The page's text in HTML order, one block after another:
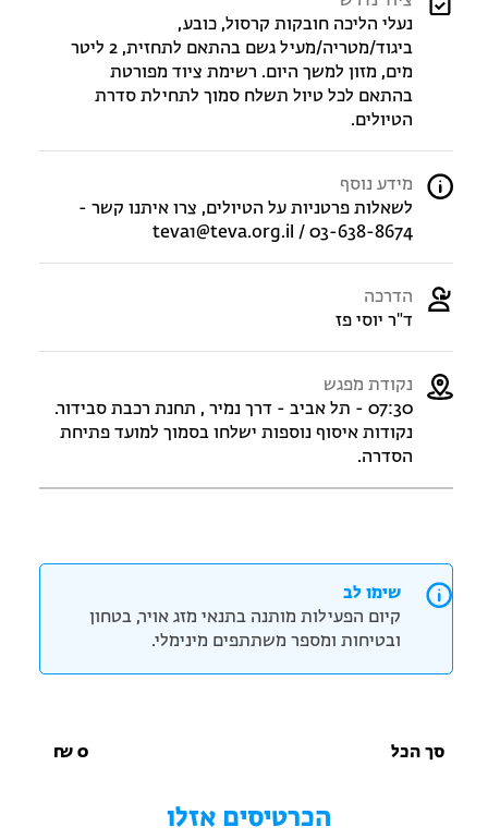
נעלי הליכה חובקות קרסול, כובע,
ביגוד/מטריה/מעיל גשם בהתאם לתחזית, 2 ליטר
מים, מזון למשך היום. רשימת ציוד מפורטת
בהתאם לכל טיול תשלח סמוך לתחילת סדרת
הטיולים.
מידע נוסף
לשאלות פרטניות על הטיולים, צרו איתנו קשר -
teva1@teva.org.il / 03-638-8674
הדרכה
ד"ר יוסי פז
נקודת מפגש
07:30 - תל אביב - דרך נמיר , תחנת רכבת סבידור.
נקודות איסוף נוספות ישלחו בסמוך למועד פתיחת
הסדרה.
שימו לב
קיום הפעילות מותנה בתנאי מזג אויר, בטחון
ובטיחות ומספר משתתפים מינימלי.
סך הכל 0
₪
הכרטיסים אזלו